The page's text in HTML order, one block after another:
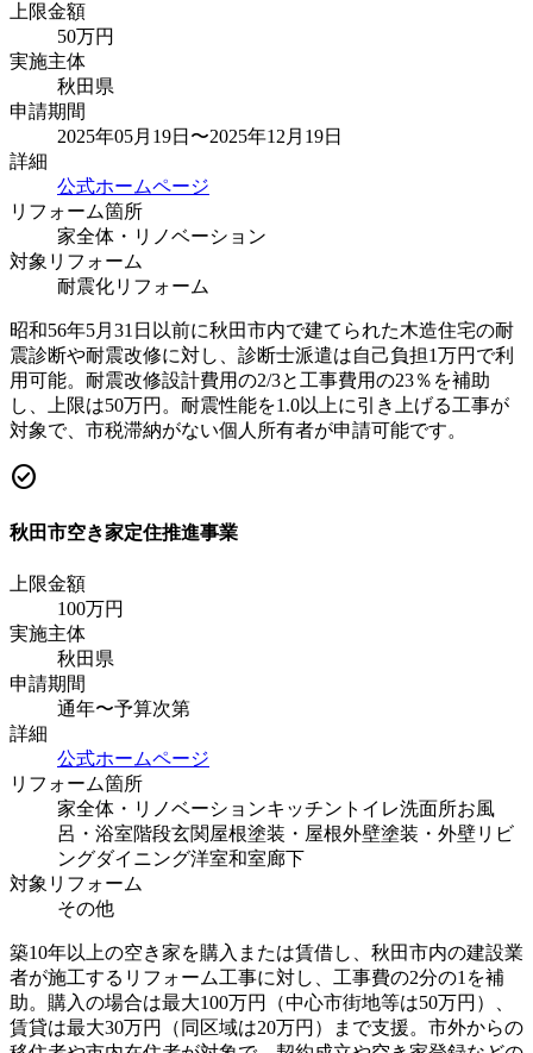
上限金額
50万円
実施主体
秋田県
申請期間
2025年05月19日〜2025年12月19日
詳細
公式ホームページ
リフォーム箇所
家全体・リノベーション
対象リフォーム
耐震化リフォーム
昭和56年5月31日以前に秋田市内で建てられた木造住宅の耐
震診断や耐震改修に対し、診断士派遣は自己負担1万円で利
用可能。耐震改修設計費用の2/3と工事費用の23％を補助
し、上限は50万円。耐震性能を1.0以上に引き上げる工事が
対象で、市税滞納がない個人所有者が申請可能です。
check_circle
秋田市空き家定住推進事業
上限金額
100万円
実施主体
秋田県
申請期間
通年〜予算次第
詳細
公式ホームページ
リフォーム箇所
家全体・リノベーションキッチン トイレ洗面所お風
呂・浴室階段玄関 屋根塗装・屋根外壁塗装・外壁リビ
ングダイニング洋室和室廊下
対象リフォーム
その他
築10年以上の空き家を購入または賃借し、秋田市内の建設業
者が施工するリフォーム工事に対し、工事費の2分の1を補
助。購入の場合は最大100万円（中心市街地等は50万円）、
賃貸は最大30万円（同区域は20万円）まで支援。市外からの